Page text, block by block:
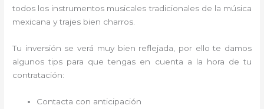
todos los instrumentos musicales tradicionales de la música
mexicana y trajes bien charros.
Tu inversión se verá muy bien reflejada, por ello te damos
algunos tips para que tengas en cuenta a la hora de tu
contratación:
Contacta con anticipación